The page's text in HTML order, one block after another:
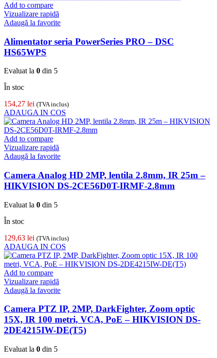
Add to compare
Vizualizare rapidă
Adaugă la favorite
Alimentator seria PowerSeries PRO – DSC
HS65WPS
Evaluat la 0 din 5
În stoc
154,27 lei (TVA inclus)
ADAUGA IN COS
Add to compare
Vizualizare rapidă
Adaugă la favorite
Camera Analog HD 2MP, lentila 2.8mm, IR 25m –
HIKVISION DS-2CE56D0T-IRMF-2.8mm
Evaluat la 0 din 5
În stoc
129,63 lei (TVA inclus)
ADAUGA IN COS
Add to compare
Vizualizare rapidă
Adaugă la favorite
Camera PTZ IP, 2MP, DarkFighter, Zoom optic
15X, IR 100 metri, VCA, PoE – HIKVISION DS-
2DE4215IW-DE(T5)
Evaluat la 0 din 5